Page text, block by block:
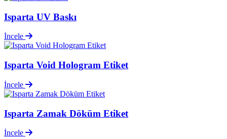
Isparta UV Baskı
İncele
Isparta Void Hologram Etiket
İncele
Isparta Zamak Döküm Etiket
İncele